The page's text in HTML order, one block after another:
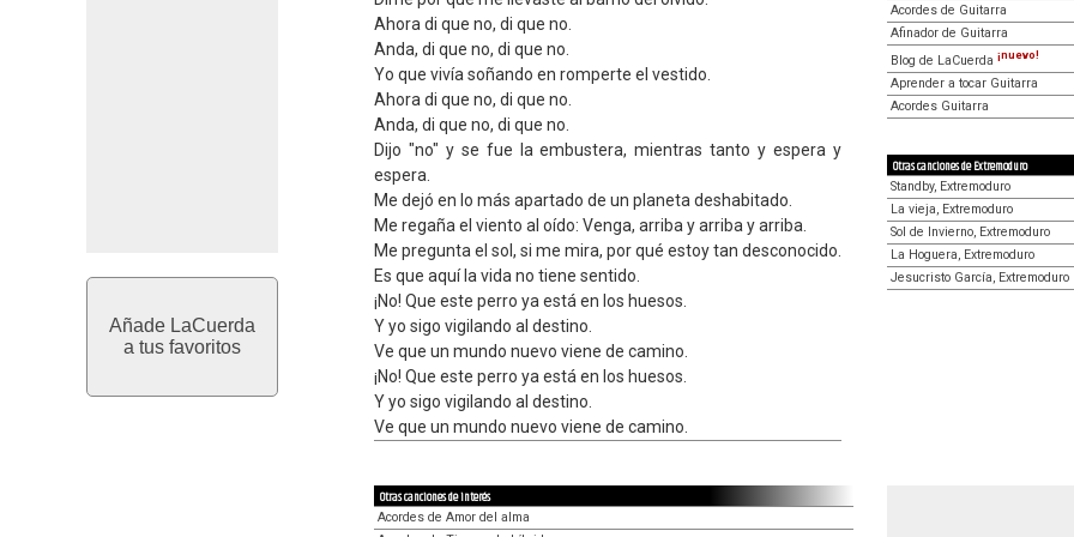
Añade LaCuerda
a tus favoritos
Ahora di que no, di que no.
Anda, di que no, di que no.
Yo que vivía soñando en romperte el vestido.
Ahora di que no, di que no.
Anda, di que no, di que no.
Dijo "no" y se fue la embustera, mientras tanto y espera y
espera.
Me dejó en lo más apartado de un planeta deshabitado.
Me regaña el viento al oído: Venga, arriba y arriba y arriba.
Me pregunta el sol, si me mira, por qué estoy tan desconocido.
Es que aquí la vida no tiene sentido.
¡No! Que este perro ya está en los huesos.
Y yo sigo vigilando al destino.
Ve que un mundo nuevo viene de camino.
¡No! Que este perro ya está en los huesos.
Y yo sigo vigilando al destino.
Ve que un mundo nuevo viene de camino.
Acordes de Guitarra
Afinador de Guitarra
Blog de LaCuerda ¡nuevo!
Aprender a tocar Guitarra
Acordes Guitarra
Otras canciones de Extremoduro
Standby, Extremoduro
La vieja, Extremoduro
Sol de Invierno, Extremoduro
La Hoguera, Extremoduro
Jesucristo García, Extremoduro
Otras canciones de interés
Acordes de Amor del alma